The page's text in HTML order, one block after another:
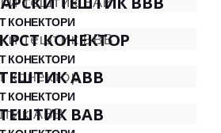
КОНЕКТОРИ
КОНЕКТОР
КОНЕКТОРИ
ABB
КОНЕКТОРИ
BAB